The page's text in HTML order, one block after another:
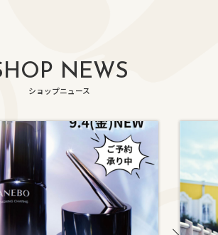
NEWS
ショップニュース